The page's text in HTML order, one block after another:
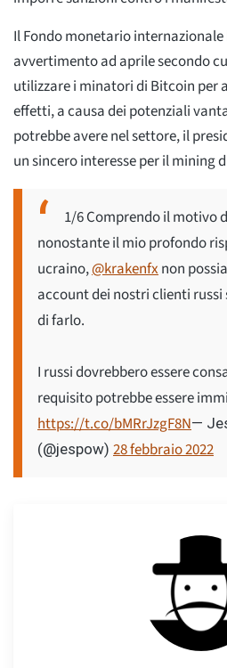
Il Fondo monetario
avvertimento ad aprile secondo
utilizzare i minatori di Bitcoin per
effetti, a causa dei potenziali
potrebbe avere nel settore, il
un sincero interesse per il mining
1/6 Comprendo il motivo
nonostante il mio profondo
ucraino,@krakenfxnon
account dei nostri clienti russi
di farlo.
I russi dovrebbero essere
requisito potrebbe essere
https://t.co/bMRrJzgF8N—
(@jespow) 28 febbraio 2022